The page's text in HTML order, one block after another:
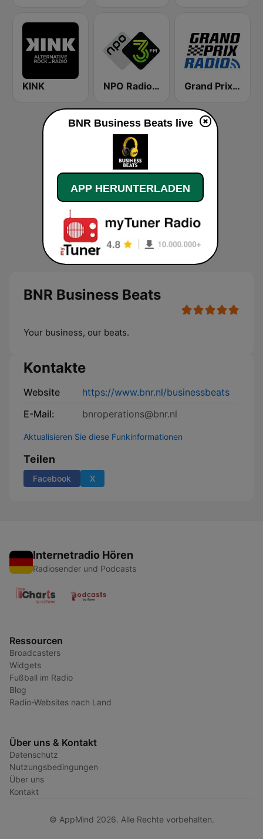
KINK NPO Radio 3FM Grand Prix Radio
BNR Business Beats
Your business, our beats.
Kontakte
Website
https://www.bnr.nl/businessbeats
E-Mail:
bnroperations@bnr.nl
Aktualisieren Sie diese Funkinformationen
Teilen
Facebook X
Internetradio Hören
Radiosender und Podcasts
Ressourcen
Broadcasters
Widgets
Fußball im Radio
Blog
Radio-Websites nach Land
Über uns & Kontakt
Datenschutz
Nutzungsbedingungen
Über uns
Kontakt
© AppMind 2026. Alle Rechte vorbehalten.
BNR Business Beats live
APP HERUNTERLADEN